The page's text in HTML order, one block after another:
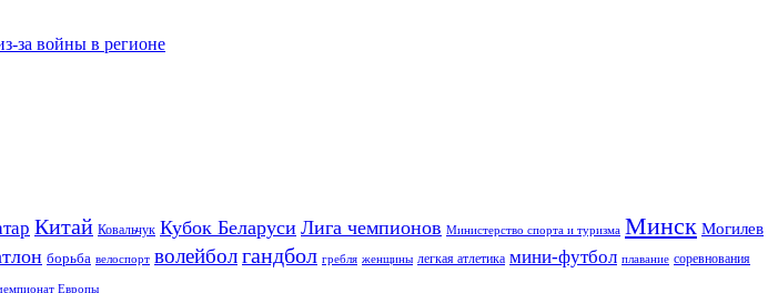
за войны в регионе
Китай Ковальчук Кубок Беларуси Лига чемпионов Министерство спорта и туризма Минск Могилев
борьба велоспорт волейболгандбол гребля женщины легкая атлетика мини-футбол плавание соревнования
Европы